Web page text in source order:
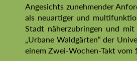
Angesichts zunehmender
als neuartiger und
Stadt näherzubringen und
„Urbane Waldgärten“ der
einem Zwei-Wochen-Takt vom